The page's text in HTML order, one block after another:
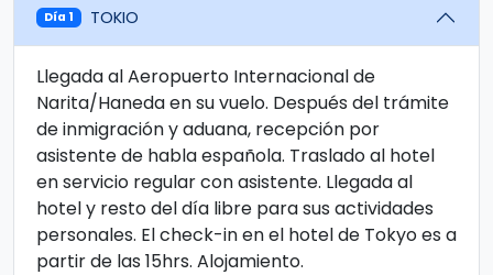
Día 1 TOKIO
Llegada al Aeropuerto Internacional de
Narita/Haneda en su vuelo. Después del trámite
de inmigración y aduana, recepción por
asistente de habla española. Traslado al hotel
en servicio regular con asistente. Llegada al
hotel y resto del día libre para sus actividades
personales. El check-in en el hotel de Tokyo es a
partir de las 15hrs. Alojamiento.